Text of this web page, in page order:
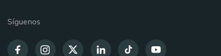
Síguenos